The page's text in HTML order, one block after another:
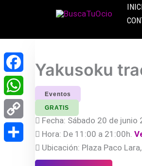
Yakusoku
Eventos
GRATIS
Fecha: Sábado 20 de junio
Hora: De 11:00 a 21:00h.
Ubicación: Plaza Paco
Facebook
WhatsApp
Copy
Compartir